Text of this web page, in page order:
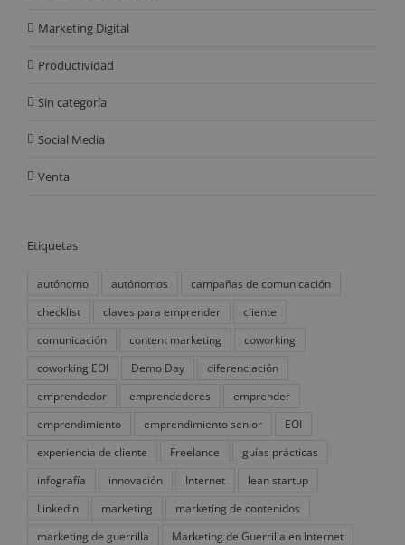
Marketing Digital
Productividad
Sin categoría
Social Media
Venta
Etiquetas
autónomo autónomos
campañas de comunicación
checklist
claves para emprender
cliente
comunicación
content marketing
coworking
coworking EOI
Demo Day
diferenciación
emprendedor
emprendedores
emprender
emprendimiento
emprendimiento senior
EOI
experiencia de cliente
Freelance
guías prácticas
infografía
innovación Internet
lean startup
Linkedin
marketing
marketing de contenidos
marketing de guerrilla
Marketing de Guerrilla en Internet